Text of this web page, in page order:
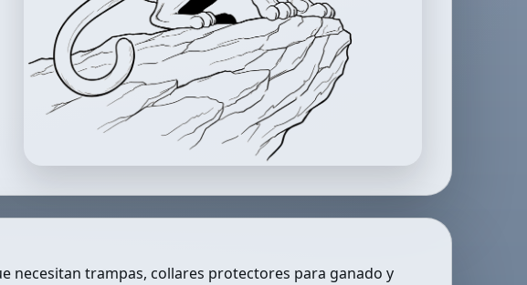
necesitan trampas, collares protectores para ganado y